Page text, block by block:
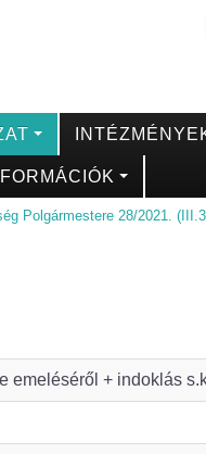
Polgármestere 28/2021.
emeléséről + indoklás